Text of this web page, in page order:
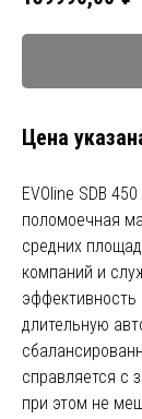
Цена
EVOline SDB
поломоечная
средних
компаний и
эффективность
длительную
справляется с
при этом не